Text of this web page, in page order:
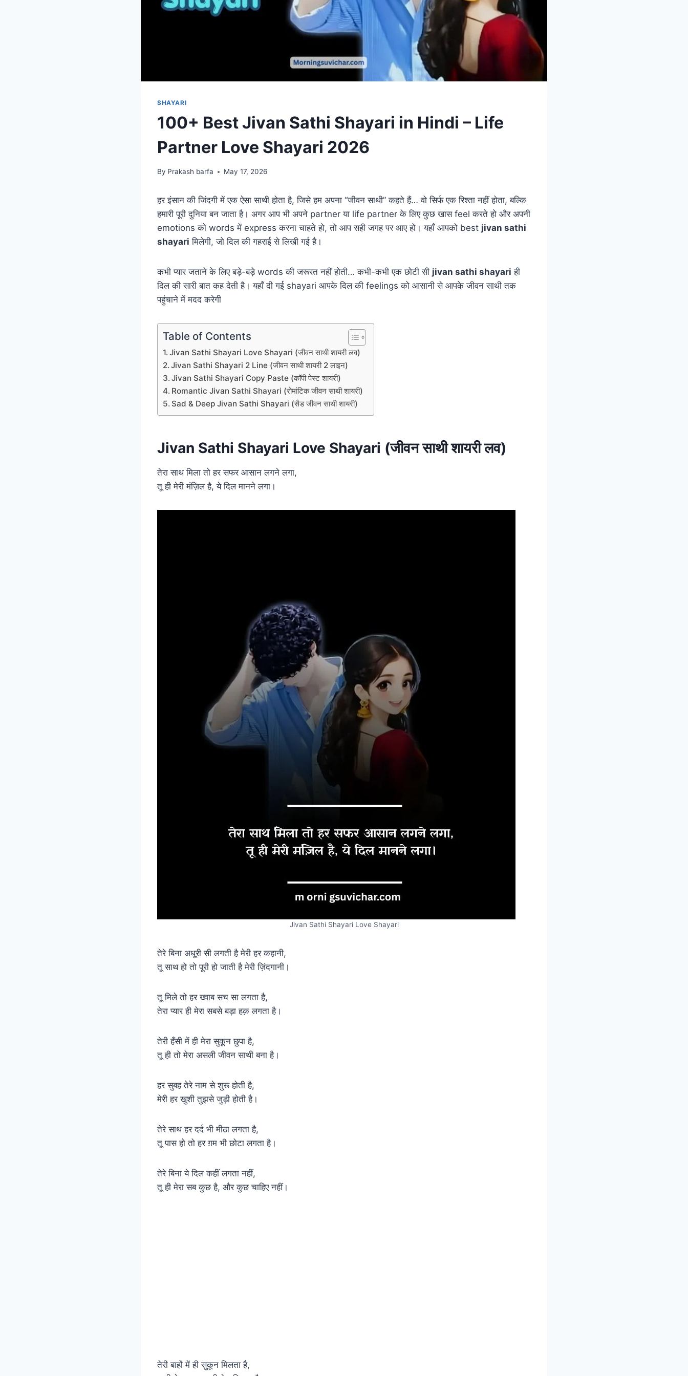
SHAYARI
100+ Best Jivan Sathi Shayari in Hindi – Life
Partner Love Shayari 2026
By Prakash barfa May 17, 2026
हर इंसान की जिंदगी में एक ऐसा साथी होता है, जिसे हम अपना “जीवन साथी” कहते हैं… वो सिर्फ एक रिश्ता नहीं होता, बल्कि
हमारी पूरी दुनिया बन जाता है। अगर आप भी अपने partner या life partner के लिए कुछ खास feel करते हो और अपनी
emotions को words में express करना चाहते हो, तो आप सही जगह पर आए हो। यहाँ आपको best jivan sathi
shayari मिलेगी, जो दिल की गहराई से लिखी गई है।
कभी प्यार जताने के लिए बड़े-बड़े words की जरूरत नहीं होती… कभी-कभी एक छोटी सी jivan sathi shayari ही
दिल की सारी बात कह देती है। यहाँ दी गई shayari आपके दिल की feelings को आसानी से आपके जीवन साथी तक
पहुंचाने में मदद करेगी
Table of Contents
Jivan Sathi Shayari Love Shayari (जीवन साथी शायरी लव)
Jivan Sathi Shayari 2 Line (जीवन साथी शायरी 2 लाइन)
Jivan Sathi Shayari Copy Paste (कॉपी पेस्ट शायरी)
Romantic Jivan Sathi Shayari (रोमांटिक जीवन साथी शायरी)
Sad & Deep Jivan Sathi Shayari (सैड जीवन साथी शायरी)
Jivan Sathi Shayari Love Shayari (जीवन साथी शायरी लव)
तेरा साथ मिला तो हर सफर आसान लगने लगा,
तू ही मेरी मंज़िल है, ये दिल मानने लगा।
Jivan Sathi Shayari Love Shayari
तेरे बिना अधूरी सी लगती है मेरी हर कहानी,
तू साथ हो तो पूरी हो जाती है मेरी ज़िंदगानी।
तू मिले तो हर ख्वाब सच सा लगता है,
तेरा प्यार ही मेरा सबसे बड़ा हक़ लगता है।
तेरी हँसी में ही मेरा सुकून छुपा है,
तू ही तो मेरा असली जीवन साथी बना है।
हर सुबह तेरे नाम से शुरू होती है,
मेरी हर खुशी तुझसे जुड़ी होती है।
तेरे साथ हर दर्द भी मीठा लगता है,
तू पास हो तो हर ग़म भी छोटा लगता है।
तेरे बिना ये दिल कहीं लगता नहीं,
तू ही मेरा सब कुछ है, और कुछ चाहिए नहीं।
तेरी बाहों में ही सुकून मिलता है,